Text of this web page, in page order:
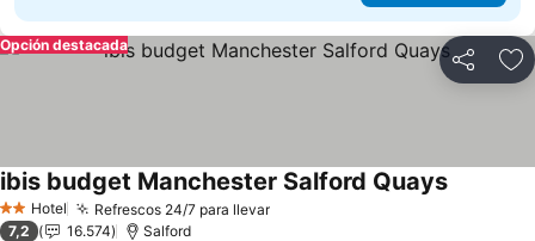
Compartir
Opción destacada
2 Estrellas
Hotel Refrescos 24/7 para llevarVer precios
ibis budget Manchester Salford QuaysVer
7,2 16.574 Salford